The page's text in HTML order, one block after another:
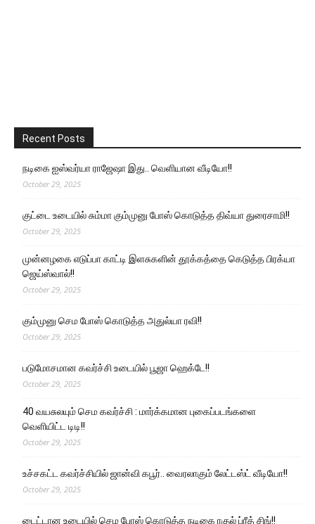
Recent Posts
நடிகை ஐஸ்வர்யா ராஜேஷா இது.. வெளியான வீடியோ!!
October 29, 2025
குட்டை உடையில் சும்மா கும்முனு போஸ் கொடுத்த திவ்யா துரைசாமி!!
October 29, 2025
முன்னழகை எடுப்பா காட்டி இளசுகளின் தூக்கத்தை கெடுத்த பிரக்யா
ஜெய்ஸ்வால்!!
October 29, 2025
கும்முனு செம போஸ் கொடுத்த அதுல்யா ரவி!!
October 29, 2025
படுமோசமான கவர்ச்சி உடையில் பூஜா ஹெக்டே!!
October 29, 2025
40 வயசுலயும் செம கவர்ச்சி : மார்க்கமான புகைப்படங்களை
வெளியிட்ட டிடி!!
October 29, 2025
உச்சகட்ட கவர்ச்சியில் ஜான்வி கபூர்.. வைரலாகும் லேட்டஸ்ட் வீடியோ!!
October 29, 2025
டைட்டான உடையில் செம போஸ் கொடுத்த நடிகை ரகுல் ப்ரீத் சிங்!!